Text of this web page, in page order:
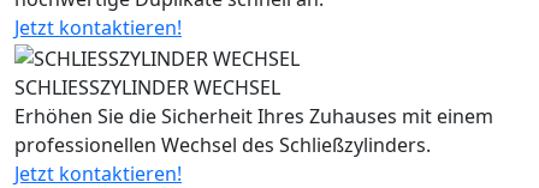
Jetzt kontaktieren!
SCHLIESSZYLINDER WECHSEL
Erhöhen Sie die Sicherheit Ihres Zuhauses mit einem
professionellen Wechsel des Schließzylinders.
Jetzt kontaktieren!